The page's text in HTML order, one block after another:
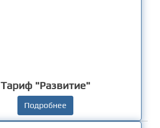
Тариф "Развитие"
Подробнее